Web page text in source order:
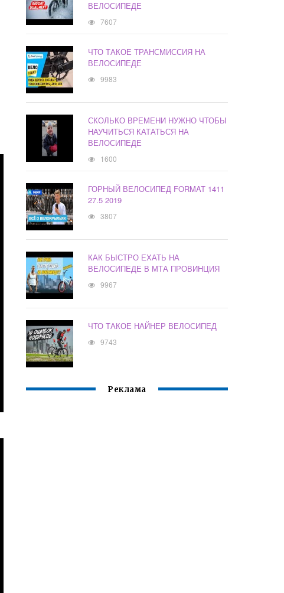
ВЕЛОСИПЕДЕ
7607
ЧТО ТАКОЕ ТРАНСМИССИЯ НА
ВЕЛОСИПЕДЕ
9983
СКОЛЬКО ВРЕМЕНИ НУЖНО ЧТОБЫ
НАУЧИТЬСЯ КАТАТЬСЯ НА
ВЕЛОСИПЕДЕ
1600
ГОРНЫЙ ВЕЛОСИПЕД FORMAT 1411
27.5 2019
3807
КАК БЫСТРО ЕХАТЬ НА
ВЕЛОСИПЕДЕ В МТА ПРОВИНЦИЯ
9967
ЧТО ТАКОЕ НАЙНЕР ВЕЛОСИПЕД
9743
Реклама